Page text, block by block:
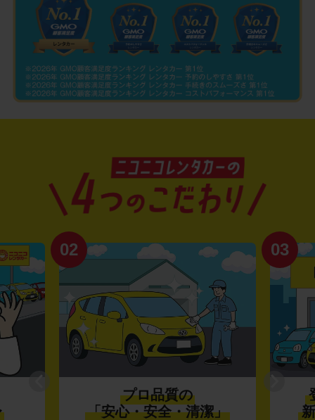
02
プロ品質の
「安心・安全・清潔」
03